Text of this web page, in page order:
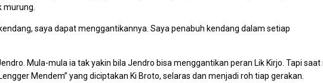
murung.
saya dapat menggantikannya. Saya penabuh kendang dalam setiap
Mula-mula ia tak yakin bila Jendro bisa menggantikan peran Lik Kirjo. Tapi saat
Mendem” yang diciptakan Ki Broto, selaras dan menjadi roh tiap gerakan.